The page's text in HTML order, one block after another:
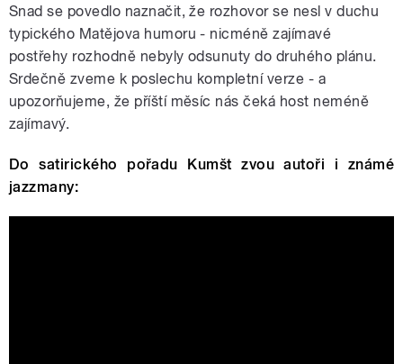
Snad se povedlo naznačit, že rozhovor se nesl v duchu
typického Matějova humoru ‒ nicméně zajímavé
postřehy rozhodně nebyly odsunuty do druhého plánu.
Srdečně zveme k poslechu kompletní verze ‒ a
upozorňujeme, že příští měsíc nás čeká host neméně
zajímavý.
Do satirického pořadu Kumšt zvou autoři i známé
jazzmany: